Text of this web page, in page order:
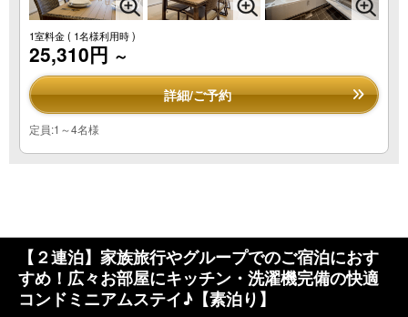
1室料金( 1名様利用時 )
25,310円 ～
詳細/ご予約
定員:1～4名様
【２連泊】家族旅行やグループでのご宿泊におす
すめ！広々お部屋にキッチン・洗濯機完備の快適
コンドミニアムステイ♪【素泊り】